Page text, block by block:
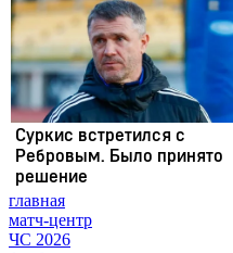
главная
матч-центр
ЧС 2026